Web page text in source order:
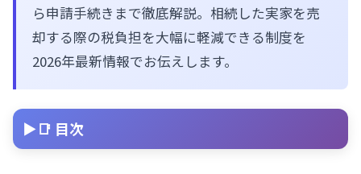
ら申請手続きまで徹底解説。相続した実家を売
却する際の税負担を大幅に軽減できる制度を
2026年最新情報でお伝えします。
📑 目次